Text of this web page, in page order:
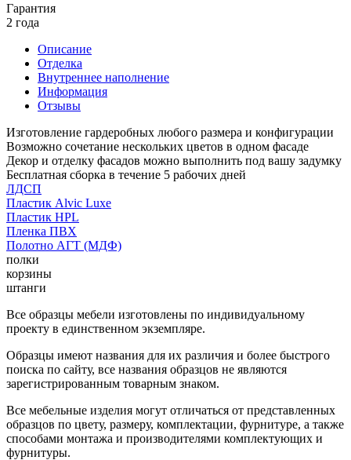
Гарантия
2 года
Описание
Отделка
Внутреннее наполнение
Информация
Отзывы
Изготовление гардеробных любого размера и конфигурации
Возможно сочетание нескольких цветов в одном фасаде
Декор и отделку фасадов можно выполнить под вашу задумку
Бесплатная сборка в течение 5 рабочих дней
ЛДСП
Пластик Alvic Luxe
Пластик HPL
Пленка ПВХ
Полотно АГТ (МДФ)
полки
корзины
штанги
Все образцы мебели изготовлены по индивидуальному
проекту в единственном экземпляре.
Образцы имеют названия для их различия и более быстрого
поиска по сайту, все названия образцов не являются
зарегистрированным товарным знаком.
Все мебельные изделия могут отличаться от представленных
образцов по цвету, размеру, комплектации, фурнитуре, а также
способами монтажа и производителями комплектующих и
фурнитуры.